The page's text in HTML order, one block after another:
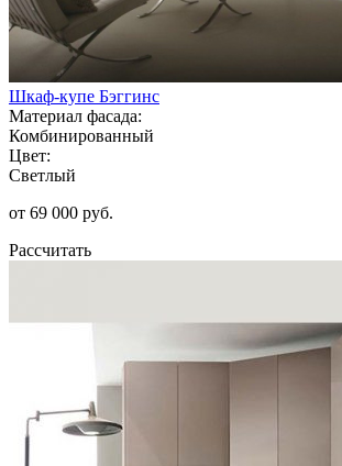
Шкаф-купе Бэггинс
Материал фасада:
Комбинированный
Цвет:
Светлый
от 69 000 руб.
Рассчитать